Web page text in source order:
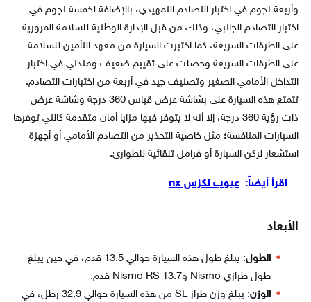
وأربعة نجوم في اختبار التصادم التمهيدي، بالإضافة لخمسة نجوم في
اختبار التصادم الجانبي، وذلك من قبل الإدارة الوطنية للسلامة المرورية
على الطرقات السريعة، كما اختبرت السيارة من معهد التأمين للسلامة
على الطرقات السريعة وحصلت على تقييم ضعيف ومتدني في اختبار
التداخل الأمامي الصغير وتصنيف جيد في أربعة من اختبارات التصادم.
تتمتع هذه السيارة على بشاشة عرض قياس 360 درجة وشاشة عرض
ذات رؤية 360 درجة، إلا أنه لا يتوفر فيها مزايا أمان متقدمة كالتي توفرها
السيارات المنافسة؛ مثل خاصية التحذير من التصادم الأمامي أو أجهزة
استشعار لركن السيارة أو فرامل تلقائية للطوارئ.
اقرأ أيضاً: عيوب لكزس nx
الأبعاد
الطول
: يبلغ طول هذه السيارة حوالي 13.5 قدم، في حين يبلغ
طول طرازي Nismo وNismo RS 13.7 قدم.
الوزن
: يبلغ وزن طراز SL من هذه السيارة حوالي 32.9 رطل، في